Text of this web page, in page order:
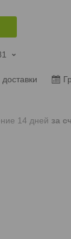
14 дней за